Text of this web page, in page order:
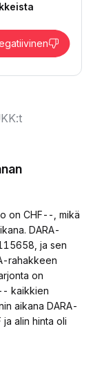
on CHF--, mikä
DARA-
ja sen
rahakkeen
on
kaikkien
aikana DARA-
alin hinta oli